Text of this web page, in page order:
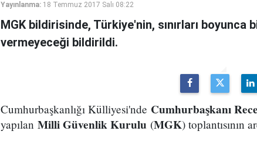
Yayınlanma: 18 Temmuz 2017 Salı 08:22
MGK bildirisinde, Türkiye'nin, sınırları
vermeyeceği bildirildi.
Cumhurbaşkanlığı Külliyesi'nde Cumhurbaşkanı
yapılan Milli Güvenlik Kurulu (MGK) toplantısının